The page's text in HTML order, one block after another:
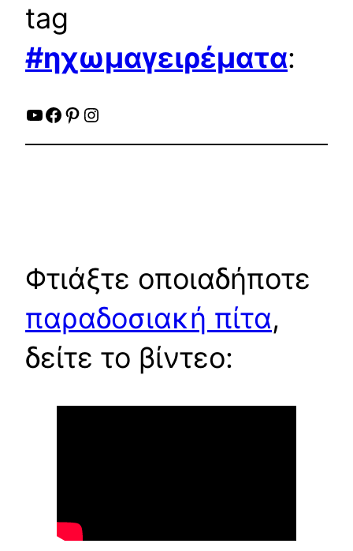
tag
#ηχωμαγειρέματα:
YouTube
Facebook
Pinterest
Instagram
Φτιάξτε οποιαδήποτε
παραδοσιακή πίτα,
δείτε το βίντεο: